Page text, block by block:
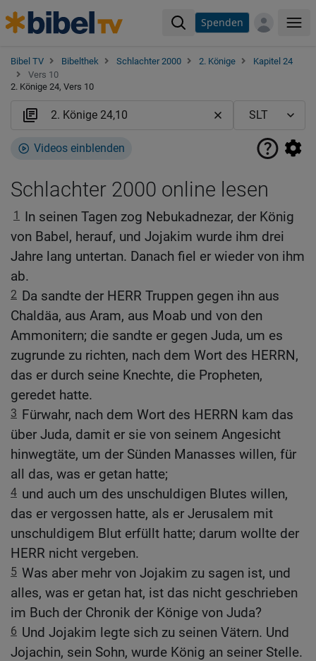
Spenden
Bibel TV Bibelthek Schlachter 2000 2. Könige
Kapitel 24
Vers 10
2. Könige 24, Vers 10
Videos einblenden
Schlachter 2000 online lesen
1 In seinen Tagen zog Nebukadnezar, der König
von Babel, herauf, und Jojakim wurde ihm drei
Jahre lang untertan. Danach fiel er wieder von ihm
ab.
2 Da sandte der HERR Truppen gegen ihn aus
Chaldäa, aus Aram, aus Moab und von den
Ammonitern; die sandte er gegen Juda, um es
zugrunde zu richten, nach dem Wort des HERRN,
das er durch seine Knechte, die Propheten,
geredet hatte.
3 Fürwahr, nach dem Wort des HERRN kam das
über Juda, damit er sie von seinem Angesicht
hinwegtäte, um der Sünden Manasses willen, für
all das, was er getan hatte;
4 und auch um des unschuldigen Blutes willen,
das er vergossen hatte, als er Jerusalem mit
unschuldigem Blut erfüllt hatte; darum wollte der
HERR nicht vergeben.
5 Was aber mehr von Jojakim zu sagen ist, und
alles, was er getan hat, ist das nicht geschrieben
im Buch der Chronik der Könige von Juda?
6 Und Jojakim legte sich zu seinen Vätern. Und
Jojachin, sein Sohn, wurde König an seiner Stelle.